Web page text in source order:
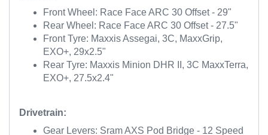
Front Wheel: Race Face ARC 30 Offset - 29"
Rear Wheel: Race Face ARC 30 Offset - 27.5"
Front Tyre: MaxxisAssegai, 3C, MaxxGrip,
EXO+, 29x2.5"
Rear Tyre: Maxxis Minion DHR II, 3C MaxxTerra,
EXO+, 27.5x2.4"
Drivetrain:
Gear Levers: SramAXS Pod Bridge - 12 Speed